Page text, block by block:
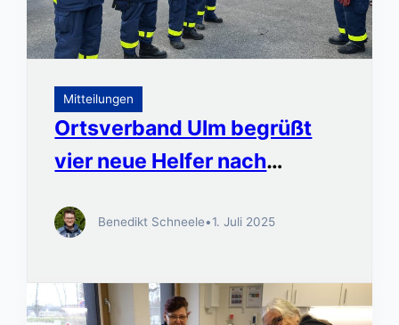
Mitteilungen
Ortsverband Ulm begrüßt
vier neue Helfer nach
Grundausbildungsprüfung
Benedikt Schneele•1. Juli 2025